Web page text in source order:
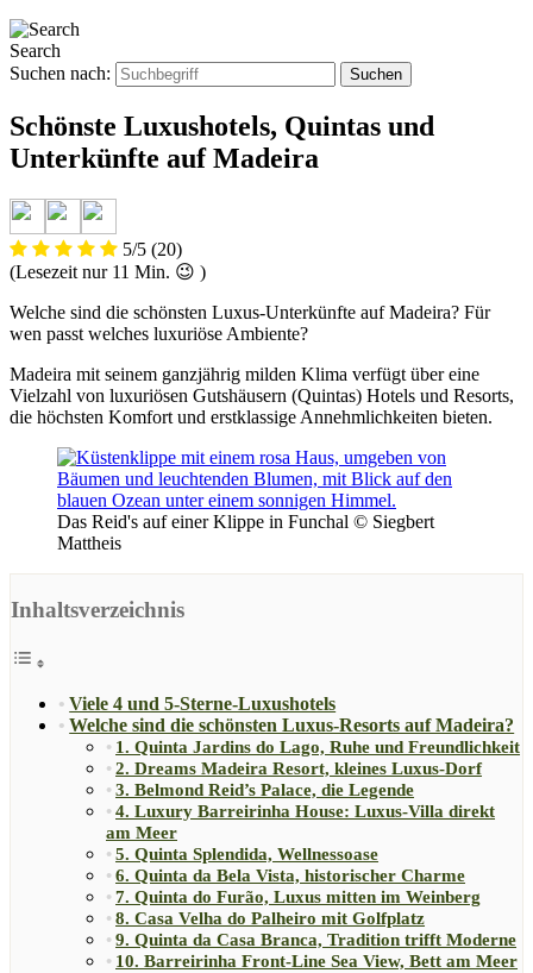
Search
Suchen nach:
Schönste Luxushotels, Quintas und
Unterkünfte auf Madeira
5/5 (20)
(Lesezeit nur 11 Min. 😉 )
Welche sind die schönsten Luxus-Unterkünfte auf Madeira? Für
wen passt welches luxuriöse Ambiente?
Madeira mit seinem ganzjährig milden Klima verfügt über eine
Vielzahl von luxuriösen Gutshäusern (Quintas) Hotels und Resorts,
die höchsten Komfort und erstklassige Annehmlichkeiten bieten.
Das Reid's auf einer Klippe in Funchal © Siegbert
Mattheis
Inhaltsverzeichnis
Viele 4 und 5-Sterne-Luxushotels
Welche sind die schönsten Luxus-Resorts auf Madeira?
1. Quinta Jardins do Lago, Ruhe und Freundlichkeit
2. Dreams Madeira Resort, kleines Luxus-Dorf
3. Belmond Reid’s Palace, die Legende
4. Luxury Barreirinha House: Luxus-Villa direkt
am Meer
5. Quinta Splendida, Wellnessoase
6. Quinta da Bela Vista, historischer Charme
7. Quinta do Furão, Luxus mitten im Weinberg
8. Casa Velha do Palheiro mit Golfplatz
9. Quinta da Casa Branca, Tradition trifft Moderne
10. Barreirinha Front-Line Sea View, Bett am Meer